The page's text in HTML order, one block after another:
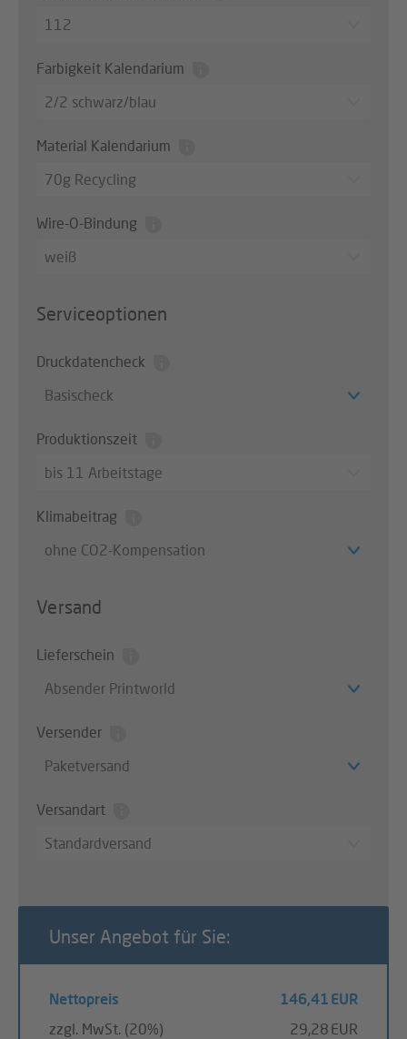
112
Farbigkeit Kalendarium
2/2 schwarz/blau
Material Kalendarium
70g Recycling
Wire-O-Bindung
weiß
Serviceoptionen
Druckdatencheck
Basischeck
Produktionszeit
bis 11 Arbeitstage
Klimabeitrag
ohne CO2-Kompensation
Versand
Lieferschein
Absender Printworld
Versender
Paketversand
Versandart
Standardversand
Unser Angebot für Sie:
Nettopreis
146,41 EUR
zzgl. MwSt. (20%)
29,28 EUR